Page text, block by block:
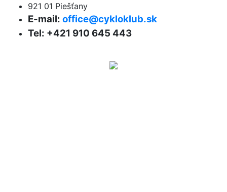
921 01 Piešťany
E-mail: office@cykloklub.sk
Tel: +421 910 645 443